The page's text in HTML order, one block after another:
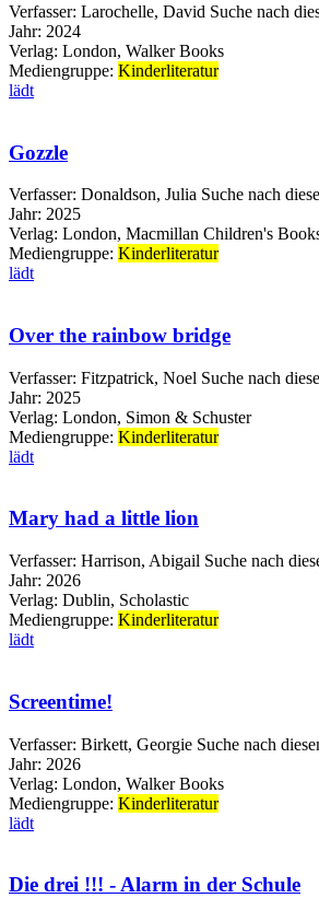
Verfasser: Larochelle, David Suche nach
Jahr: 2024
Verlag: London, Walker Books
Mediengruppe: Kinderliteratur
lädt
Gozzle
Verfasser: Donaldson, Julia Suche nach
Jahr: 2025
Verlag: London, Macmillan Children's
Mediengruppe: Kinderliteratur
lädt
Over the rainbow bridge
Verfasser: Fitzpatrick, Noel Suche nach
Jahr: 2025
Verlag: London, Simon & Schuster
Mediengruppe: Kinderliteratur
lädt
Mary had a little lion
Verfasser: Harrison, Abigail Suche nach
Jahr: 2026
Verlag: Dublin, Scholastic
Mediengruppe: Kinderliteratur
lädt
Screentime!
Verfasser: Birkett, Georgie Suche nach
Jahr: 2026
Verlag: London, Walker Books
Mediengruppe: Kinderliteratur
lädt
Die drei !!! - Alarm in der Schule